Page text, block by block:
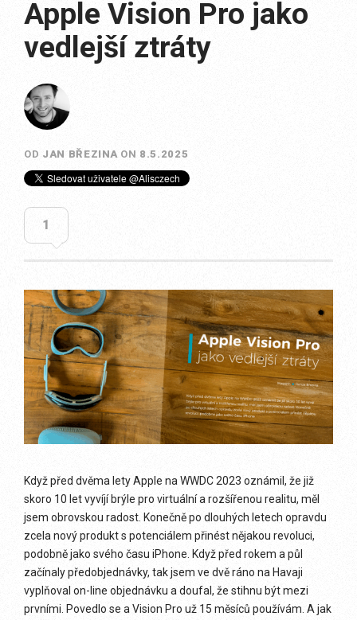
Apple Vision Pro jako
vedlejší ztráty
OD JAN BŘEZINA ON 8.5.2025
1
Když před dvěma lety Apple na WWDC 2023 oznámil, že již
skoro 10 let vyvíjí brýle pro virtuální a rozšířenou realitu, měl
jsem obrovskou radost. Konečně po dlouhých letech opravdu
zcela nový produkt s potenciálem přinést nějakou revoluci,
podobně jako svého času iPhone. Když před rokem a půl
začínaly předobjednávky, tak jsem ve dvě ráno na Havaji
vyplňoval on-line objednávku a doufal, že stihnu být mezi
prvními. Povedlo se a Vision Pro už 15 měsíců používám. A jak